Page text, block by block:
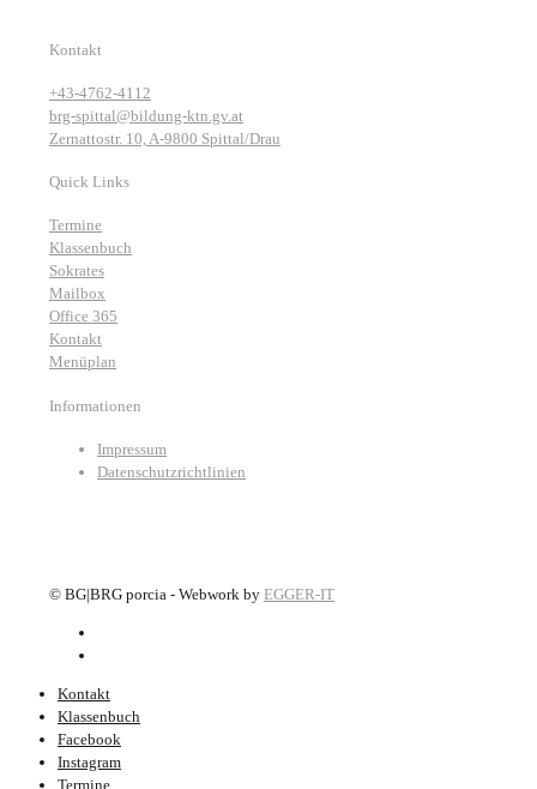
Kontakt
+43-4762-4112
brg-spittal@bildung-ktn.gv.at
Zernattostr. 10, A-9800 Spittal/Drau
Quick Links
Termine
Klassenbuch
Sokrates
Mailbox
Office 365
Kontakt
Menüplan
Informationen
Impressum
Datenschutzrichtlinien
© BG|BRG porcia - Webwork by EGGER-IT
Kontakt
Klassenbuch
Facebook
Instagram
Termine